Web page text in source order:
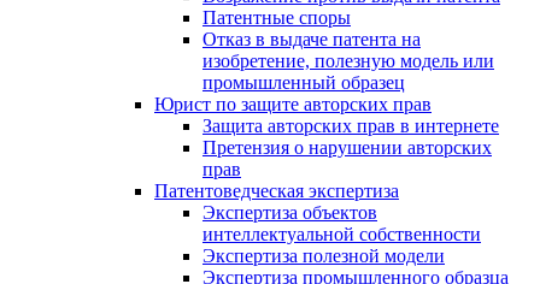
Патентные споры
Отказ в выдаче патента на
изобретение, полезную модель или
промышленный образец
Юрист по защите авторских прав
Защита авторских прав в интернете
Претензия о нарушении авторских
прав
Патентоведческая экспертиза
Экспертиза объектов
интеллектуальной собственности
Экспертиза полезной модели
Экспертиза промышленного образца